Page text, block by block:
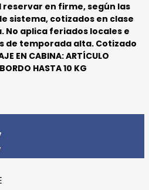
en firme, según las
cotizados en clase
aplica feriados locales e
temporada alta. Cotizado
CABINA: ARTÍCULO
HASTA 10 KG